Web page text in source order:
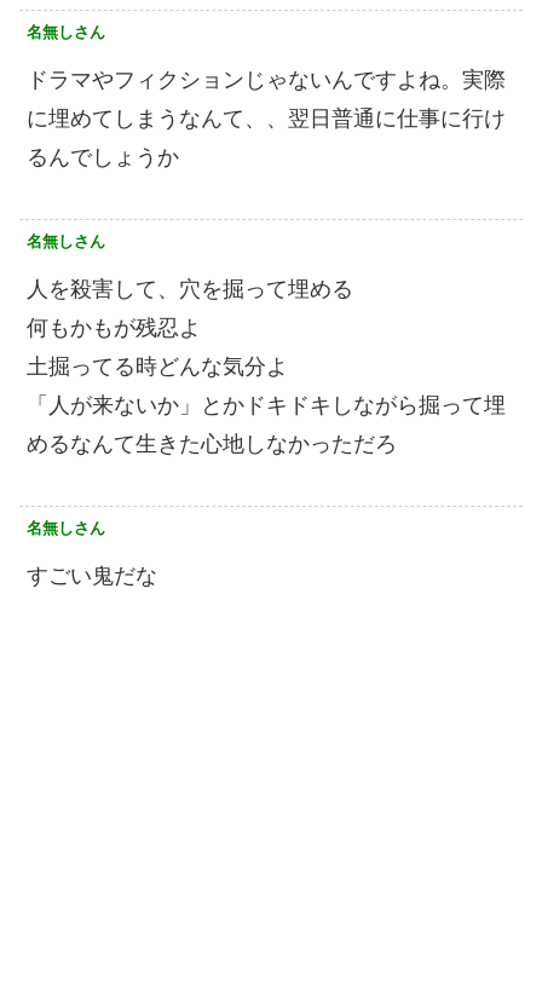
名無しさん
ドラマやフィクションじゃないんですよね。実際
に埋めてしまうなんて、、翌日普通に仕事に行け
るんでしょうか
名無しさん
人を殺害して、穴を掘って埋める
何もかもが残忍よ
土掘ってる時どんな気分よ
「人が来ないか」とかドキドキしながら掘って埋
めるなんて生きた心地しなかっただろ
名無しさん
すごい鬼だな